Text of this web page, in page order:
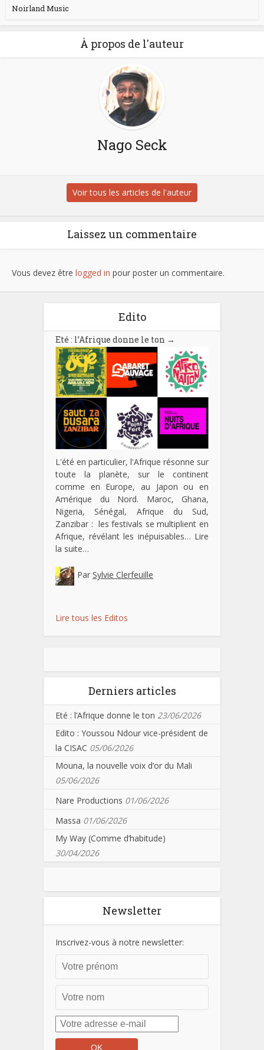
Noirland Music
À propos de l'auteur
Nago Seck
Voir tous les articles de l'auteur
Laissez un commentaire
Vous devez être logged in pour poster un commentaire.
Edito
Eté : l’Afrique donne le ton →
L'été en particulier, l'Afrique résonne sur
toute la planète, sur le continent
comme en Europe, au Japon ou en
Amérique du Nord. Maroc, Ghana,
Nigeria, Sénégal, Afrique du Sud,
Zanzibar : les festivals se multiplient en
Afrique, révélant les inépuisables… Lire
la suite…
Par Sylvie Clerfeuille
Lire tous les Editos
Derniers articles
Eté : l’Afrique donne le ton 23/06/2026
Edito : Youssou Ndour vice-président de
la CISAC 05/06/2026
Mouna, la nouvelle voix d’or du Mali
05/06/2026
Nare Productions 01/06/2026
Massa 01/06/2026
My Way (Comme d’habitude)
30/04/2026
Newsletter
Inscrivez-vous à notre newsletter: